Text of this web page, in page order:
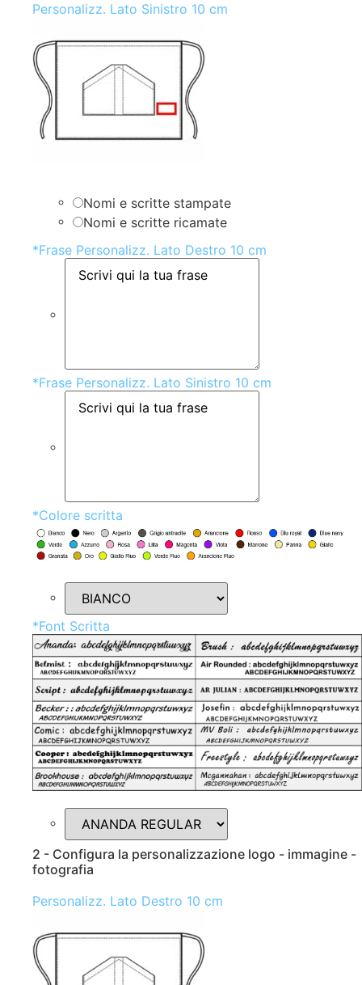
Personalizz. Lato Sinistro 10 cm
Nomi e scritte stampate
Nomi e scritte ricamate
*Frase Personalizz. Lato Destro 10 cm
*Frase Personalizz. Lato Sinistro 10 cm
*Colore scritta
*Font Scritta
2 - Configura la personalizzazione logo - immagine -
fotografia
Personalizz. Lato Destro 10 cm